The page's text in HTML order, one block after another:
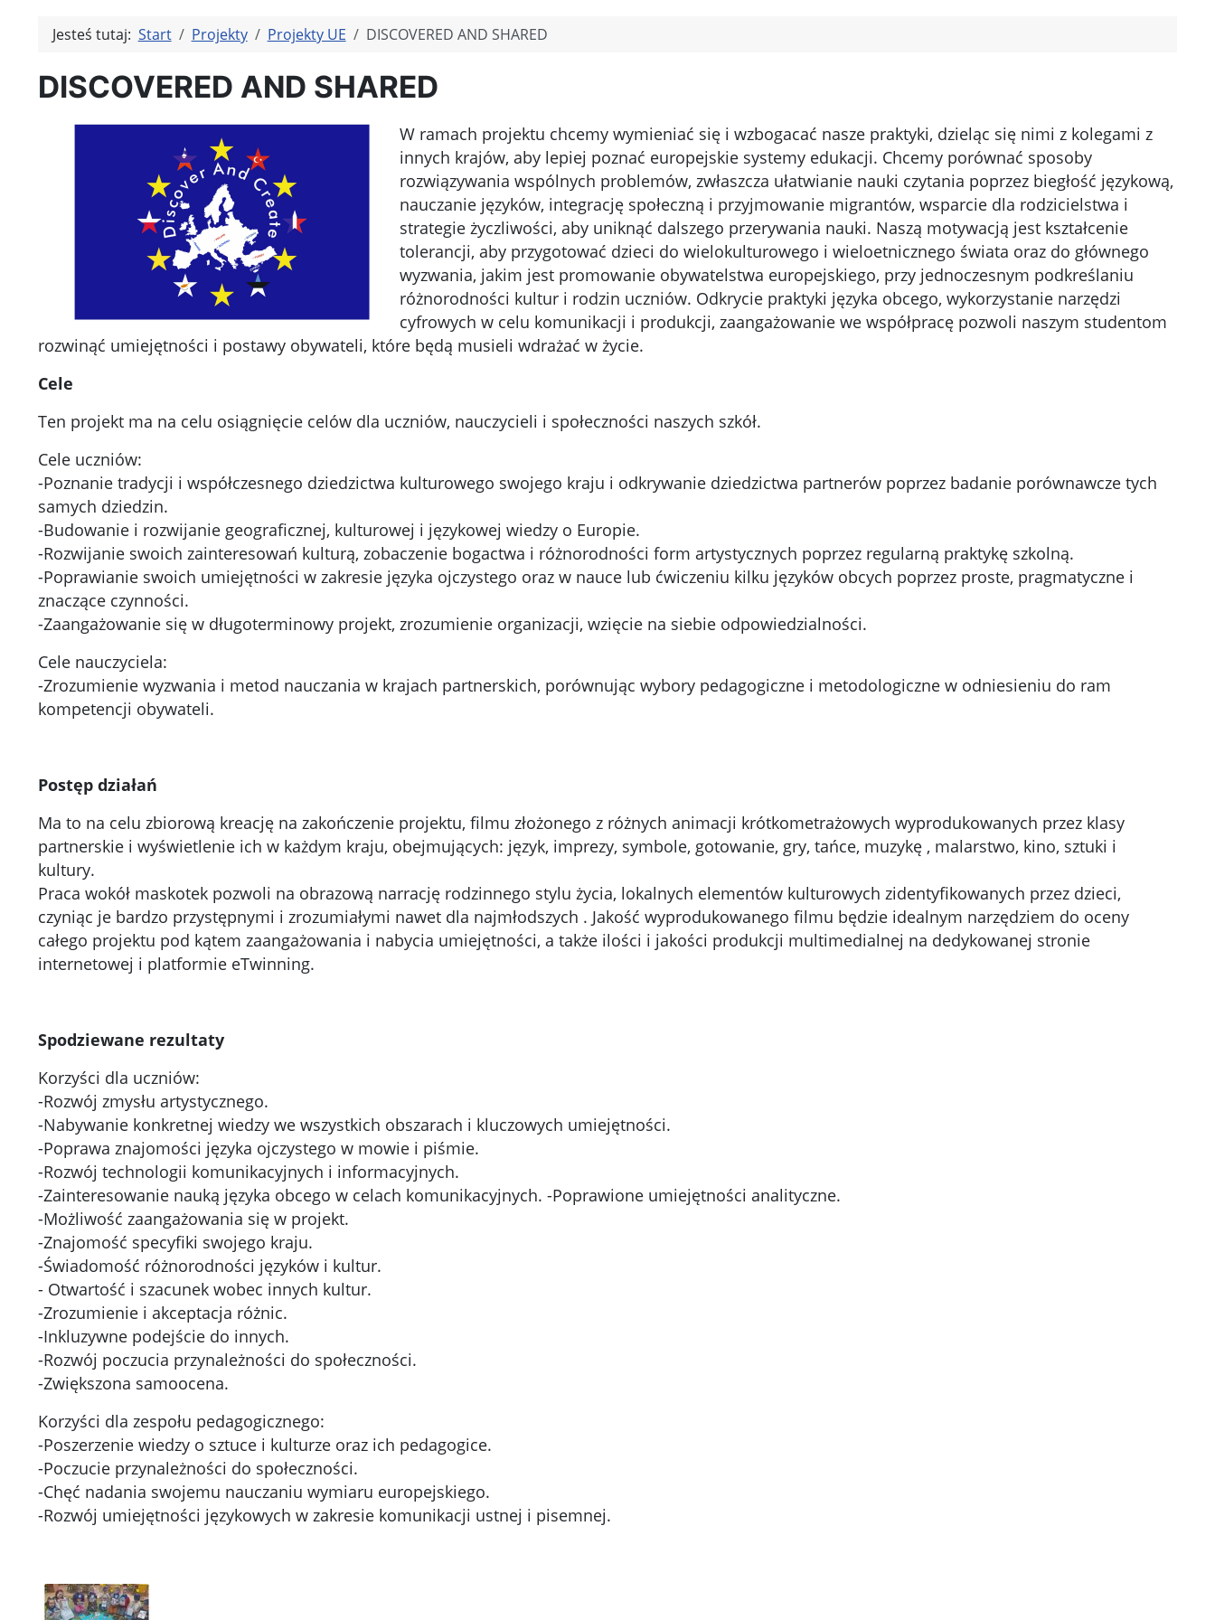
Jesteś tutaj: Start Projekty Projekty UE DISCOVERED AND SHARED
DISCOVERED AND SHARED
W ramach projektu chcemy wymieniać się i wzbogacać nasze praktyki, dzieląc się nimi z kolegami z
innych krajów, aby lepiej poznać europejskie systemy edukacji. Chcemy porównać sposoby
rozwiązywania wspólnych problemów, zwłaszcza ułatwianie nauki czytania poprzez biegłość językową,
nauczanie języków, integrację społeczną i przyjmowanie migrantów, wsparcie dla rodzicielstwa i
strategie życzliwości, aby uniknąć dalszego przerywania nauki. Naszą motywacją jest kształcenie
tolerancji, aby przygotować dzieci do wielokulturowego i wieloetnicznego świata oraz do głównego
wyzwania, jakim jest promowanie obywatelstwa europejskiego, przy jednoczesnym podkreślaniu
różnorodności kultur i rodzin uczniów. Odkrycie praktyki języka obcego, wykorzystanie narzędzi
cyfrowych w celu komunikacji i produkcji, zaangażowanie we współpracę pozwoli naszym studentom
rozwinąć umiejętności i postawy obywateli, które będą musieli wdrażać w życie.
Cele
Ten projekt ma na celu osiągnięcie celów dla uczniów, nauczycieli i społeczności naszych szkół.
Cele uczniów:
-Poznanie tradycji i współczesnego dziedzictwa kulturowego swojego kraju i odkrywanie dziedzictwa partnerów poprzez badanie porównawcze tych
samych dziedzin.
-Budowanie i rozwijanie geograficznej, kulturowej i językowej wiedzy o Europie.
-Rozwijanie swoich zainteresowań kulturą, zobaczenie bogactwa i różnorodności form artystycznych poprzez regularną praktykę szkolną.
-Poprawianie swoich umiejętności w zakresie języka ojczystego oraz w nauce lub ćwiczeniu kilku języków obcych poprzez proste, pragmatyczne i
znaczące czynności.
-Zaangażowanie się w długoterminowy projekt, zrozumienie organizacji, wzięcie na siebie odpowiedzialności.
Cele nauczyciela:
-Zrozumienie wyzwania i metod nauczania w krajach partnerskich, porównując wybory pedagogiczne i metodologiczne w odniesieniu do ram
kompetencji obywateli.
Postęp działań
Ma to na celu zbiorową kreację na zakończenie projektu, filmu złożonego z różnych animacji krótkometrażowych wyprodukowanych przez klasy
partnerskie i wyświetlenie ich w każdym kraju, obejmujących: język, imprezy, symbole, gotowanie, gry, tańce, muzykę , malarstwo, kino, sztuki i
kultury.
Praca wokół maskotek pozwoli na obrazową narrację rodzinnego stylu życia, lokalnych elementów kulturowych zidentyfikowanych przez dzieci,
czyniąc je bardzo przystępnymi i zrozumiałymi nawet dla najmłodszych . Jakość wyprodukowanego filmu będzie idealnym narzędziem do oceny
całego projektu pod kątem zaangażowania i nabycia umiejętności, a także ilości i jakości produkcji multimedialnej na dedykowanej stronie
internetowej i platformie eTwinning.
Spodziewane rezultaty
Korzyści dla uczniów:
-Rozwój zmysłu artystycznego.
-Nabywanie konkretnej wiedzy we wszystkich obszarach i kluczowych umiejętności.
-Poprawa znajomości języka ojczystego w mowie i piśmie.
-Rozwój technologii komunikacyjnych i informacyjnych.
-Zainteresowanie nauką języka obcego w celach komunikacyjnych. -Poprawione umiejętności analityczne.
-Możliwość zaangażowania się w projekt.
-Znajomość specyfiki swojego kraju.
-Świadomość różnorodności języków i kultur.
- Otwartość i szacunek wobec innych kultur.
-Zrozumienie i akceptacja różnic.
-Inkluzywne podejście do innych.
-Rozwój poczucia przynależności do społeczności.
-Zwiększona samoocena.
Korzyści dla zespołu pedagogicznego:
-Poszerzenie wiedzy o sztuce i kulturze oraz ich pedagogice.
-Poczucie przynależności do społeczności.
-Chęć nadania swojemu nauczaniu wymiaru europejskiego.
-Rozwój umiejętności językowych w zakresie komunikacji ustnej i pisemnej.